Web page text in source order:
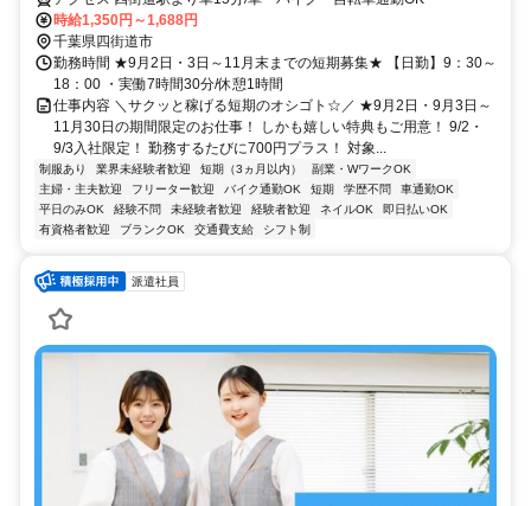
時給1,350円～1,688円
千葉県四街道市
勤務時間 ★9月2日・3日～11月末までの短期募集★ 【日勤】9：30～
18：00 ・実働7時間30分/休憩1時間
仕事内容 ＼サクッと稼げる短期のオシゴト☆／ ★9月2日・9月3日～
11月30日の期間限定のお仕事！ しかも嬉しい特典もご用意！ 9/2・
9/3入社限定！ 勤務するたびに700円プラス！ 対象...
制服あり 業界未経験者歓迎 短期（3ヵ月以内）
副業・WワークOK
主婦・主夫歓迎
フリーター歓迎 バイク通勤OK 短期 学歴不問
車通勤OK
平日のみOK
経験不問 未経験者歓迎 経験者歓迎 ネイルOK
即日払いOK
有資格者歓迎
ブランクOK 交通費支給 シフト制
派遣社員